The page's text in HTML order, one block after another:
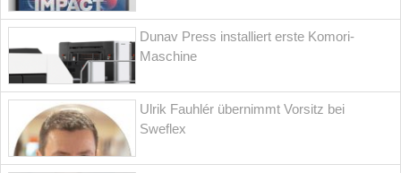
Dunav Press installiert erste Komori-
Maschine
Ulrik Fauhlér übernimmt Vorsitz bei
Sweflex